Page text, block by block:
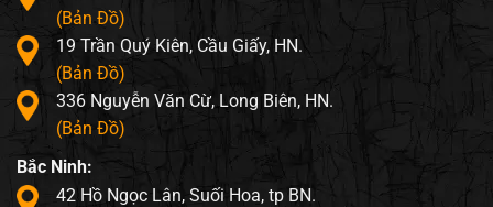
(Bản Đồ)
19 Trần Quý Kiên, Cầu Giấy, HN.
(Bản Đồ)
336 Nguyễn Văn Cừ, Long Biên, HN.
(Bản Đồ)
Bắc Ninh:
42 Hồ Ngọc Lân, Suối Hoa, tp BN.